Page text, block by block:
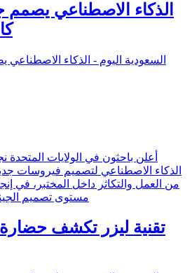
الذكاء الاصطناعي يصمم
أعلن باحثون في الولايات
الذكاء الاصطناعي لتصميم فيروسات
من العمل والتكاثر داخل المختبر، في
مستوى تصميم
تقنية ليزر تكشف